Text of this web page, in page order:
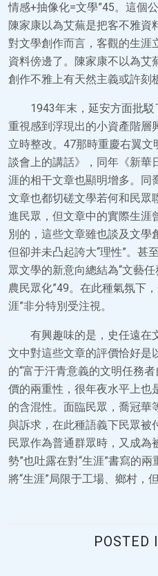
情感+抽像化=文學”45。這個
陳家康以為艾蕪是把客不雅資
對文學創作而言，客觀的生涯
資料傍邊了。陳家康不以為艾
創作不雅上有天然主義或許刻
1943年末，延安方面批駁
重視感到浮現出的小資產階層
立時整改。47那時重慶右翼
談會上的講話》，同年《新華
涯的相干文章也顯明增多。同
文章也都切磋文學若何和民眾
進民眾，但文章中的實際生涯
別的，這些文章雖也談及文學
但卻并未凸起誇大“理性”。甚
眾文學的新意向總結為“文藝
農民眾化”49。在此種氣氛下
涯”非分特別受注視。
有興趣味的是，史任遠在
文中對這些文章的評價恰好是
的“富于汗青意義的文明任務
價的兩重性，很年夜水平上也
的含混性。面臨民眾，喬冠華
與訴求，在此種語義下民眾被
民眾作為普通群眾時，又成為
勢”也吐露在對“生涯”書寫的
將“生涯”局限于工場、鄉村，
POSTED